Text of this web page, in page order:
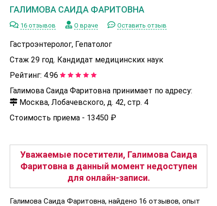
ГАЛИМОВА САИДА ФАРИТОВНА
16 отзывов О враче Оставить отзыв
Гастроэнтеролог, Гепатолог
Стаж 29 год. Кандидат медицинских наук
Рейтинг: 4.96
Галимова Саида Фаритовна принимает по адресу:
Москва, Лобачевского, д. 42, стр. 4
Стоимость приема - 13450 ₽
Уважаемые посетители, Галимова Саида
Фаритовна в данный момент недоступен
для онлайн-записи.
Галимова Саида Фаритовна, найдено 16 отзывов, опыт